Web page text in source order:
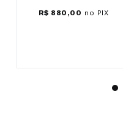
R$ 880 ,00 no PIX